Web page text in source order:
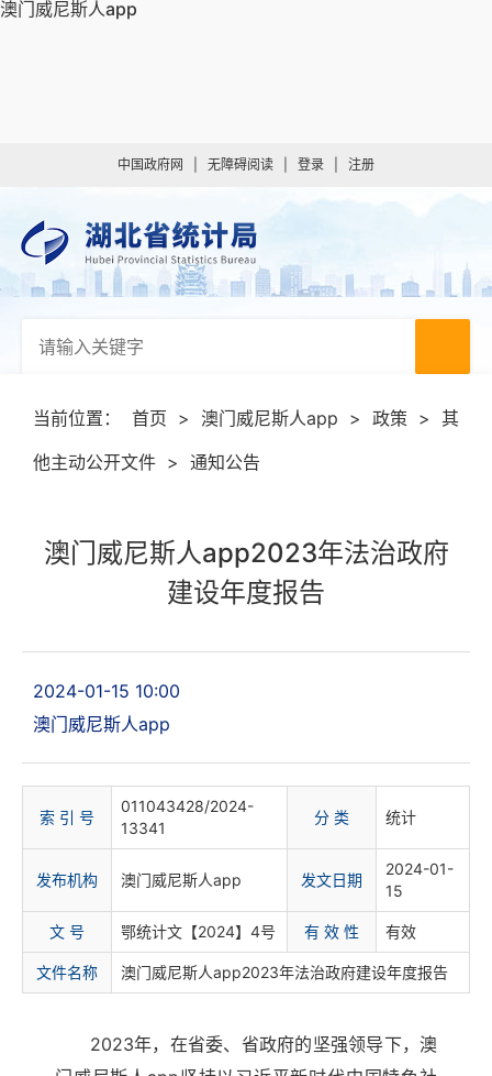
澳门威尼斯人app
中国政府网 无障碍阅读 登录 注册
当前位置： 首页 > 澳门威尼斯人app > 政策 > 其
他主动公开文件 > 通知公告
澳门威尼斯人app2023年法治政府
建设年度报告
2024-01-15 10:00
澳门威尼斯人app
索 引 号
011043428/2024-
13341
分 类 统计
发布机构 澳门威尼斯人app 发文日期
2024-01-
15
文 号 鄂统计文【2024】4号 有 效 性 有效
文件名称 澳门威尼斯人app2023年法治政府建设年度报告
2023年，在省委、省政府的坚强领导下，澳